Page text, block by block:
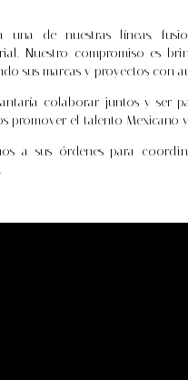
una de nuestras líneas,
Nuestro compromiso es
sus marcas y proyectos con
colaborar juntos y ser
promover el talento Mexicano
a sus órdenes para